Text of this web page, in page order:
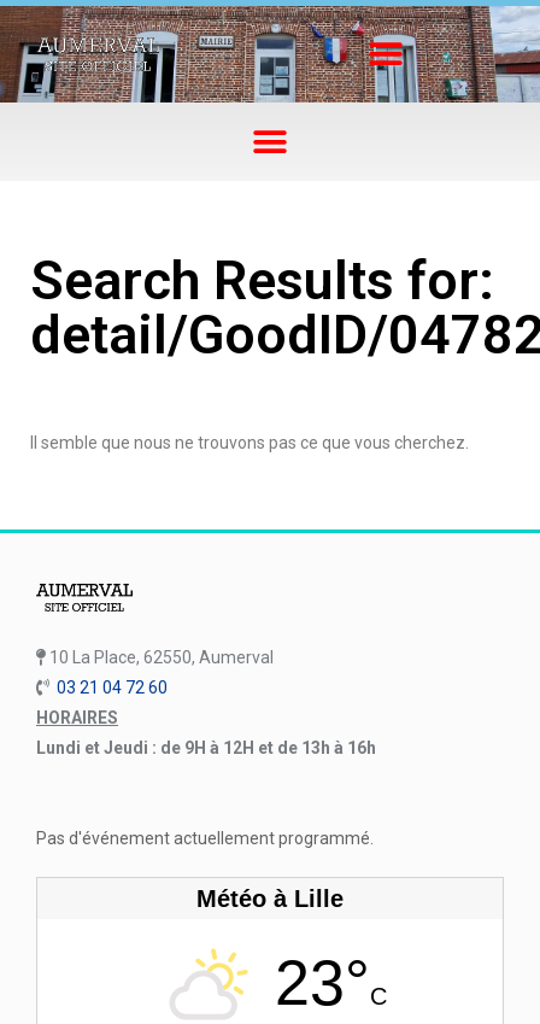
Search Results for:
detail/GoodID/
Il semble que nous ne trouvons pas ce que vous cherchez.
10 La Place, 62550, Aumerval
03 21 04 72 60
HORAIRES
Lundi et Jeudi : de 9H à 12H et de 13h à 16h
Pas d'événement actuellement programmé.
Météo à Lille
23°C